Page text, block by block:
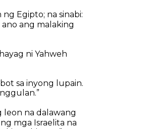
Egipto; na sinabi:
ang malaking
ni Yahweh
sa inyong lupain.
leon na dalawang
mga Israelita na